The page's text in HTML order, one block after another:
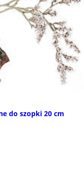
do szopki 20 cm